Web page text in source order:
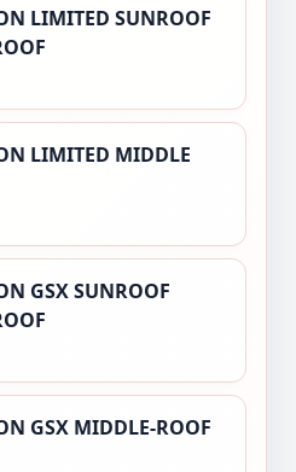
LIMITED SUNROOF
LIMITED MIDDLE
GSX SUNROOF
GSX MIDDLE-ROOF